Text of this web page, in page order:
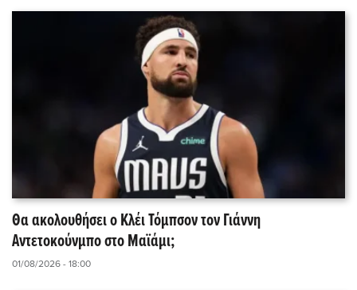
Θα ακολουθήσει ο Κλέι Τόμπσον τον Γιάννη
Αντετοκούνμπο στο Μαϊάμι;
01/08/2026 - 18:00